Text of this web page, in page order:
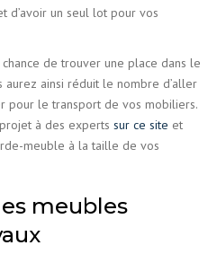
d’avoir un seul lot pour vos
de trouver une place dans le
aurez ainsi réduit le nombre d’aller
pour le transport de vos mobiliers.
à des experts sur ce site et
meuble à la taille de vos
meubles